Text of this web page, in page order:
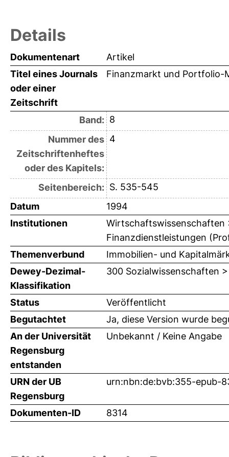
Details
Dokumentenart
Artikel
Titel eines Journals
oder einer
Zeitschrift
Finanzmarkt und Portfolio-
Band: 8
Nummer des
Zeitschriftenheftes
oder des Kapitels:
4
Seitenbereich: S. 535-545
Datum
1994
Institutionen
Finanzdienstleistungen
Themenverbund
Immobilien- und
Dewey-Dezimal-
Klassifikation
300 Sozialwissenschaften
Status
Veröffentlicht
Begutachtet
Ja, diese Version wurde
An der Universität
Regensburg
entstanden
Unbekannt / Keine Angabe
URN der UB
Regensburg
urn:nbn:de:bvb:355-epub-
Dokumenten-ID 8314